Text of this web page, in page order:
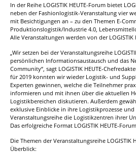
In der Reihe LOGISTIK HEUTE-Forum bietet
neben der Fashionlogistik-Veranstaltung vier
mit Besichtigungen an – zu den Themen E-
Produktionslogistik/Industrie 4.0,
Alle Veranstaltungen werden von der LOGISTIK
„Wir setzen bei der Veranstaltungsreihe
persönlichen Informationsaustausch und das
Community“, sagt LOGISTIK HEUTE-
für 2019 konnten wir wieder Logistik- und
Experten gewinnen, welche die Teilnehmer
informieren und mit ihnen über die aktuellen
Logistikbereichen diskutieren. Außerdem
exklusive Einblicke in ihre Logistikprozesse
Veranstaltungsreihe die Logistikzentren ihrer
Das erfolgreiche Format LOGISTIK HEUTE-
Die Themen der Veranstaltungsreihe LOGISTIK
Überblick: